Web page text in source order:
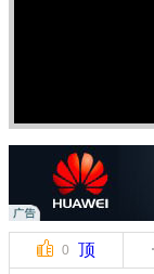
0 顶